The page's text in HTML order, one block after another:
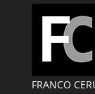
FRANCO